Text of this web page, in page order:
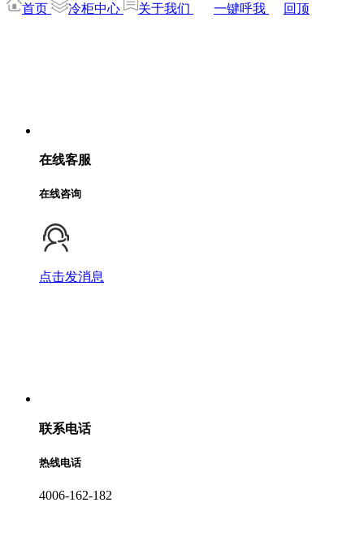
首页 冷柜中心 关于我们 一键呼我 回顶
在线客服
在线咨询
点击发消息
联系电话
热线电话
4006-162-182